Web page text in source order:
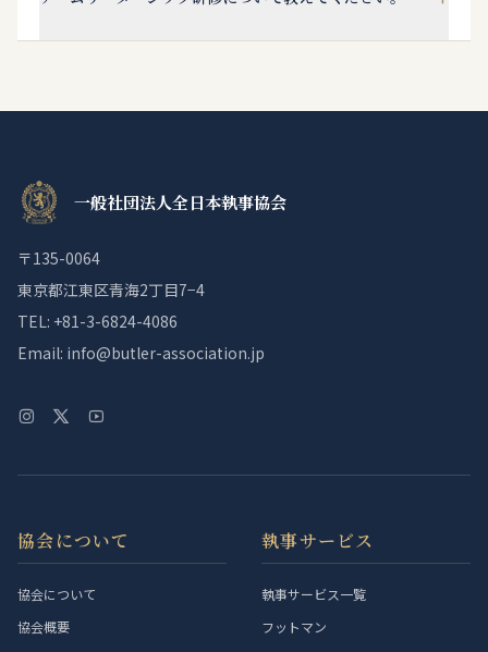
一般社団法人全日本執事協会
〒135-0064
東京都江東区青海2丁目7−4
TEL: +81-3-6824-4086
Email: info@butler-association.jp
協会について
協会について
協会概要
執事サービス
執事サービス一覧
フットマン